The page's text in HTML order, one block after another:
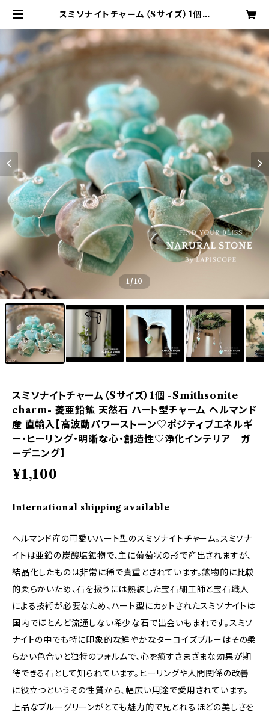
スミソナイトチャーム（Sサイズ）1個 -
天然石 ハート型チャーム ヘルマンド
産 直輸入【高波動パワーストーン♡
ポジティブエネルギー・ヒーリング・明
晰な心・創造性♡浄化インテリア ガ
ーデニング】 | LAPISCOPE［ラピス
コープ］ナチュラルで洗練されたアイ
テムの通販
1/10
スミソナイトチャーム（Sサイズ）1個 -Smithsonite
charm- 菱亜鉛鉱 天然石 ハート型チャーム ヘルマンド
産 直輸入【高波動パワーストーン♡ポジティブエネルギ
ー・ヒーリング・明晰な心・創造性♡浄化インテリア ガ
ーデニング】
¥1,100
International shipping available
ヘルマンド産の可愛いハート型のスミソナイトチャーム。スミソナ
イトは亜鉛の炭酸塩鉱物で、主に葡萄状の形で産出されますが、
結晶化したものは非常に稀で貴重とされています。鉱物的に比較
的柔らかいため、石を扱うには熟練した宝石細工師と宝石職人
による技術が必要なため、ハート型にカットされたスミソナイトは
国内でほとんど流通しない希少な石で出会いもまれです。スミソ
ナイトの中でも特に印象的な鮮やかなターコイズブルーはその柔
らかい色合いと独特のフォルムで、心を癒すさまざまな効果が期
待できる石として知られています。ヒーリングや人間関係の改善
に役立つというその性質から、幅広い用途で愛用されています。
上品なブルーグリーンがとても魅力的で見とれるほどの美しさを